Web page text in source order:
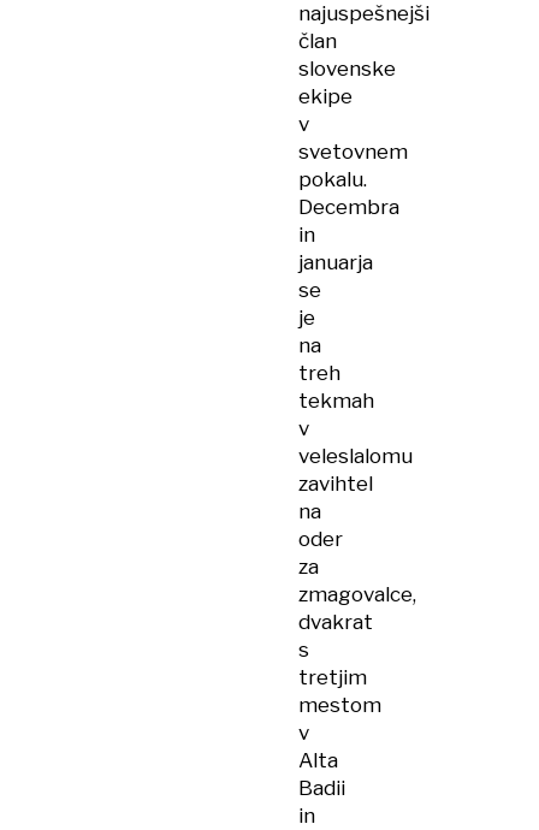
najuspešnejši
član
slovenske
ekipe
v
svetovnem
pokalu.
Decembra
in
januarja
se
je
na
treh
tekmah
v
veleslalomu
zavihtel
na
oder
za
zmagovalce,
dvakrat
s
tretjim
mestom
v
Alta
Badii
in